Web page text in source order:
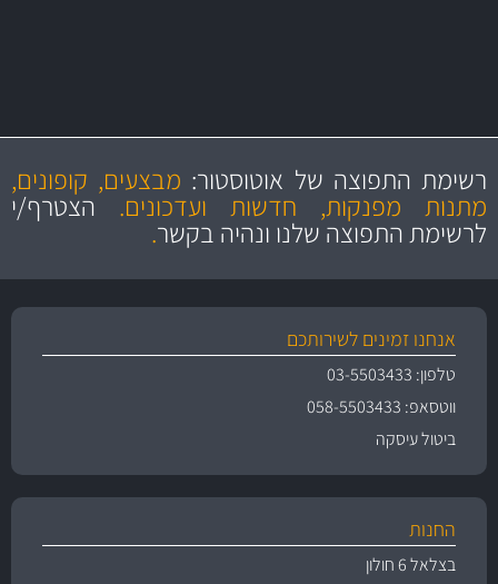
מקצועיות
ושירות מצויין
מחירים
הוגנים
והיצע מוצרים איכותירשימת התפוצה של אוטוסטור: מבצעים, קופונים,
מתנות מפנקות, חדשות ועדכונים.הצטרף/י
לרשימת התפוצה שלנו ונהיה בקשר.
אנחנו זמינים לשירותכם
טלפון: 03-5503433
ווטסאפ: 058-5503433
ביטול עיסקה
החנות
בצלאל 6 חולון